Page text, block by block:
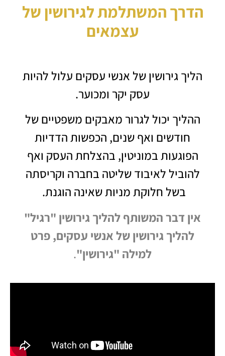
הדרך המשתלמת לגירושין של
עצמאים
הליך גירושין של אנשי עסקים עלול להיות
עסק יקר ומכוער.
ההליך יכול לגרור מאבקים משפטיים של
חודשים ואף שנים, הכפשות הדדיות
הפוגעות במוניטין, בהצלחת העסק ואף
להוביל לאיבוד שליטה בחברה וקריסתה
בשל חלוקת מניות שאינה הוגנת.
אין דבר המשותף להליך גירושין "רגיל"
להליך גירושין של אנשי עסקים, פרט
למילה "גירושין".